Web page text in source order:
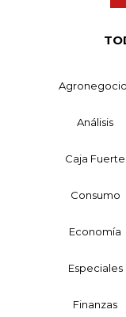
Análisis
Caja Fuerte
Consumo
Economía
Especiales
Finanzas